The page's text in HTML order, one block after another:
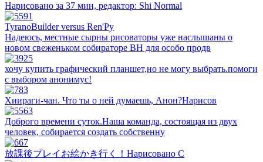
Нарисовано за 37 мин, редактор: Shi Normal
TyranoBuilder versus Ren'Py
Надеюсь, местные сырны рисоваторы уже наслышаны о
новом свеженьком собираторе ВН для особо продв
хочу купить графический планшет,но не могу выбрать.помоги
с выбором анонимус!
Хиираги-чан. Что ты о ней думаешь, Анон?Нарисов
Доброго времени суток.Наша команда, состоящая из двух
человек, собирается создать собственну
放課後プレイお絵かき行く！Нарисовано C